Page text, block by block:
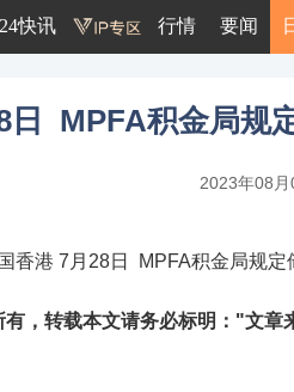
快讯 行情 要闻
日 MPFA积金局
2023年08
香港 7月28日 MPFA积金局规
，转载本文请务必标明："文章